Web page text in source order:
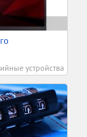
устройства